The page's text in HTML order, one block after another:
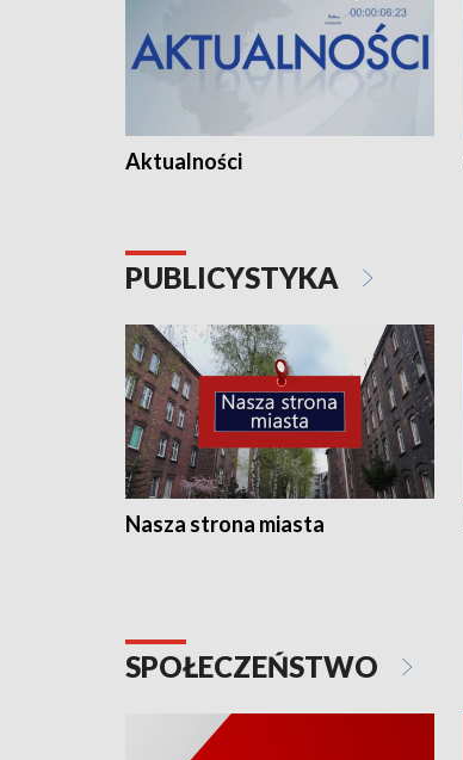
Aktualności
PUBLICYSTYKA
Nasza strona miasta
SPOŁECZEŃSTWO